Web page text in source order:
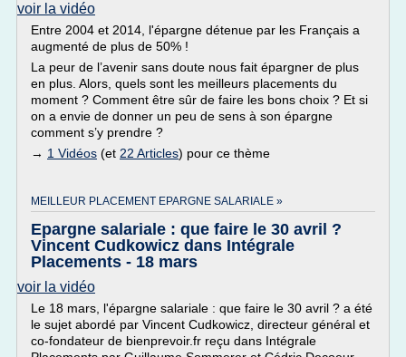
voir la vidéo
Entre 2004 et 2014, l'épargne détenue par les Français a
augmenté de plus de 50% !
La peur de l’avenir sans doute nous fait épargner de plus
en plus. Alors, quels sont les meilleurs placements du
moment ? Comment être sûr de faire les bons choix ? Et si
on a envie de donner un peu de sens à son épargne
comment s’y prendre ?
→ 1 Vidéos (et 22 Articles) pour ce thème
MEILLEUR PLACEMENT EPARGNE SALARIALE »
Epargne salariale : que faire le 30 avril ?
Vincent Cudkowicz dans Intégrale
Placements - 18 mars
voir la vidéo
Le 18 mars, l'épargne salariale : que faire le 30 avril ? a été
le sujet abordé par Vincent Cudkowicz, directeur général et
co-fondateur de bienprevoir.fr reçu dans Intégrale